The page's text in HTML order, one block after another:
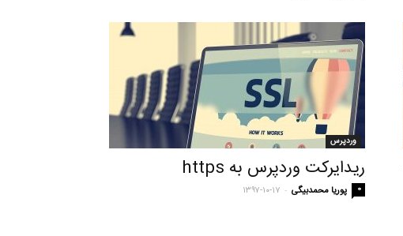
وردپرس
ریدایرکت وردپرس به https
پوریا محمدبیگی - ۱۳۹۷-۱۰-۱۷ 0